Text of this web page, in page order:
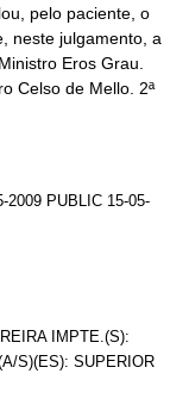
pelo paciente, o
neste julgamento, a
Eros Grau.
Celso de Mello. 2ª
2009 PUBLIC 15-05-
IMPTE.(S):
S)(ES): SUPERIOR